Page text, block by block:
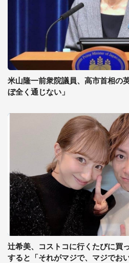
米山隆一前衆院議員、高市首相の
ぼ全く通じない」
辻希美、コストコに行くたびに買
すると「それがマジで、マジでお